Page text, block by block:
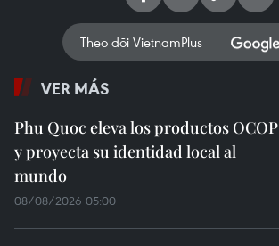
Theo dõi VietnamPlus
VER MÁS
Phu Quoc eleva los productos OCOP
y proyecta su identidad local al
mundo
08/08/2026 05:00